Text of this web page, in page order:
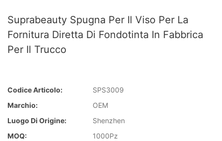
Suprabeauty Spugna Per Il Viso Per La
Fornitura Diretta Di Fondotinta In Fabbrica
Per Il Trucco
Codice Articolo:
SPS3009
Marchio:
OEM
Luogo Di Origine:
Shenzhen
MOQ:
1000Pz